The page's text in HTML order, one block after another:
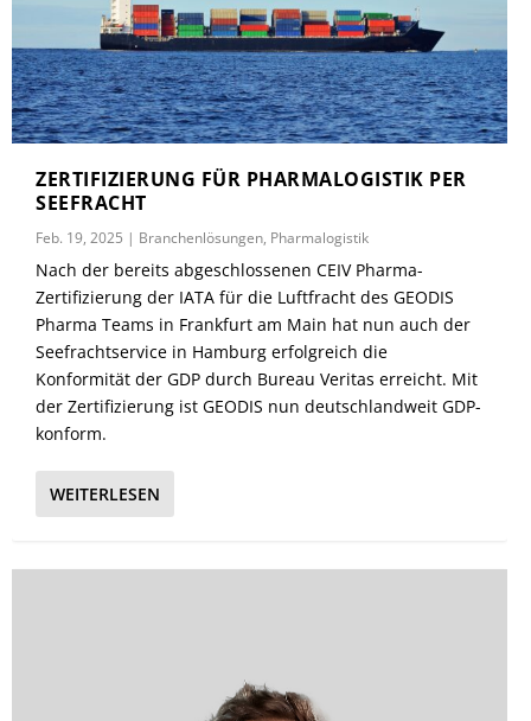
ZERTIFIZIERUNG FÜR PHARMALOGISTIK PER
SEEFRACHT
Feb. 19, 2025 | Branchenlösungen, Pharmalogistik
Nach der bereits abgeschlossenen CEIV Pharma-
Zertifizierung der IATA für die Luftfracht des GEODIS
Pharma Teams in Frankfurt am Main hat nun auch der
Seefrachtservice in Hamburg erfolgreich die
Konformität der GDP durch Bureau Veritas erreicht. Mit
der Zertifizierung ist GEODIS nun deutschlandweit GDP-
konform.
WEITERLESEN